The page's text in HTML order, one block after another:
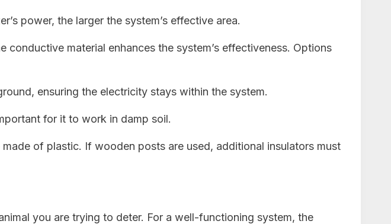
power, the larger the system’s effective area.
material enhances the system’s effectiveness. Options
ensuring the electricity stays within the system.
for it to work in damp soil.
of plastic. If wooden posts are used, additional insulators must
you are trying to deter. For a well-functioning system, the